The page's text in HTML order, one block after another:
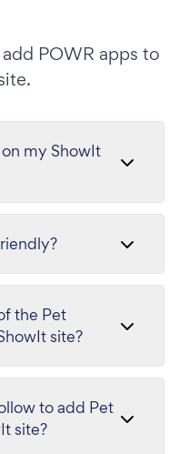
POWR apps to
my ShowIt
the Pet
site?
to add Pet
site?